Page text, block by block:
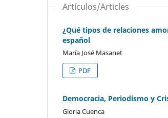
Artículos/Articles
¿Qué tipos de relaciones
español
María José Masanet
PDF
Democracia, Periodismo y
Gloria Cuenca